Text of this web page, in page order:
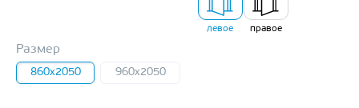
левое правое
Размер
860x2050 960x2050